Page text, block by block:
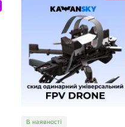
В наявності